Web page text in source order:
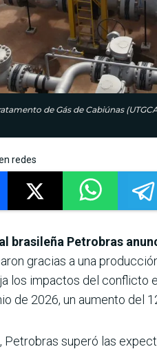
de Gás de Cabiúnas
redes
brasileña Petrobras
gracias a una
los impactos del conflicto
de 2026, un aumento del
Petrobras superó las